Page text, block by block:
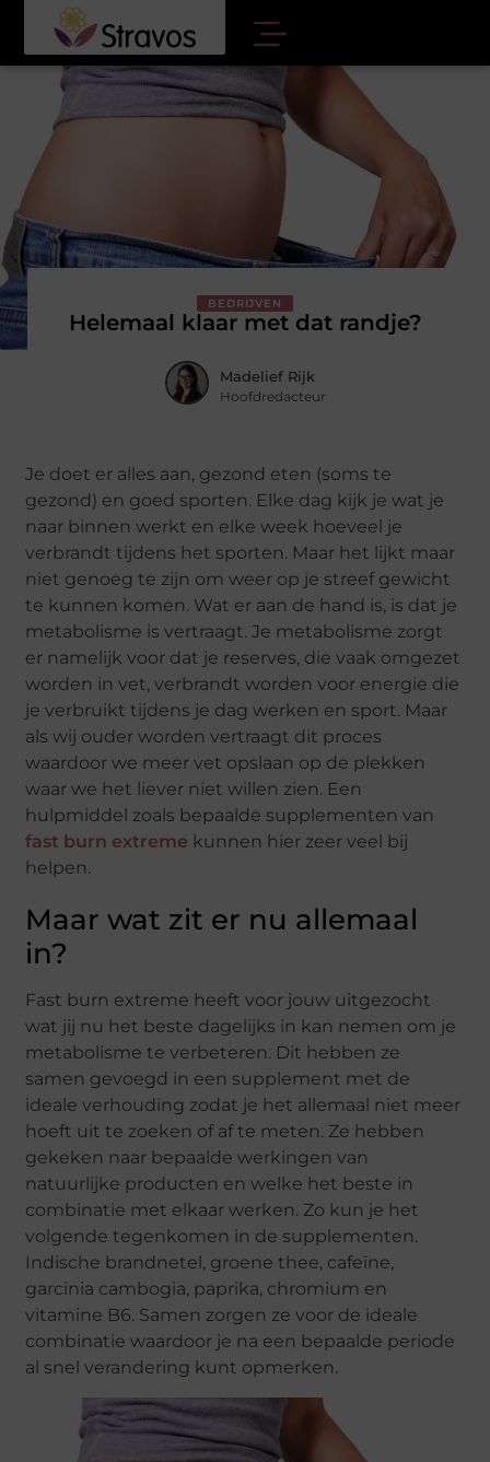
BEDRIJVEN
Helemaal klaar met dat randje?
Madelief Rijk
Hoofdredacteur
Je doet er alles aan, gezond eten (soms te
gezond) en goed sporten. Elke dag kijk je wat je
naar binnen werkt en elke week hoeveel je
verbrandt tijdens het sporten. Maar het lijkt maar
niet genoeg te zijn om weer op je streef gewicht
te kunnen komen. Wat er aan de hand is, is dat je
metabolisme is vertraagt. Je metabolisme zorgt
er namelijk voor dat je reserves, die vaak omgezet
worden in vet, verbrandt worden voor energie die
je verbruikt tijdens je dag werken en sport. Maar
als wij ouder worden vertraagt dit proces
waardoor we meer vet opslaan op de plekken
waar we het liever niet willen zien. Een
hulpmiddel zoals bepaalde supplementen van
fast burn extreme kunnen hier zeer veel bij
helpen.
Maar wat zit er nu allemaal
in?
Fast burn extreme heeft voor jouw uitgezocht
wat jij nu het beste dagelijks in kan nemen om je
metabolisme te verbeteren. Dit hebben ze
samen gevoegd in een supplement met de
ideale verhouding zodat je het allemaal niet meer
hoeft uit te zoeken of af te meten. Ze hebben
gekeken naar bepaalde werkingen van
natuurlijke producten en welke het beste in
combinatie met elkaar werken. Zo kun je het
volgende tegenkomen in de supplementen.
Indische brandnetel, groene thee, cafeïne,
garcinia cambogia, paprika, chromium en
vitamine B6. Samen zorgen ze voor de ideale
combinatie waardoor je na een bepaalde periode
al snel verandering kunt opmerken.